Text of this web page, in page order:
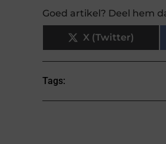
Goed artikel? Deel hem
X (Twitter)
Tags: